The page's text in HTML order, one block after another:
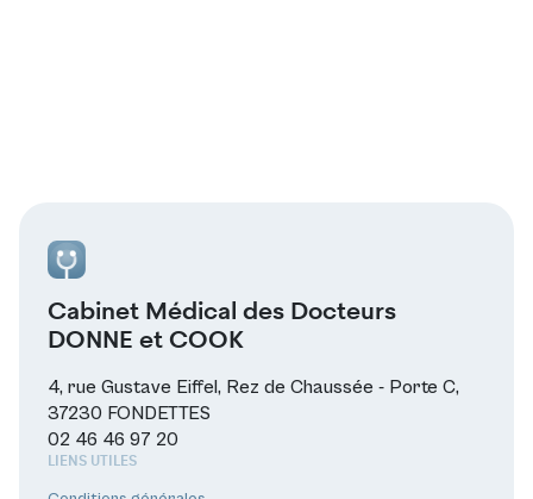
Cabinet Médical des Docteurs
DONNE et COOK
4, rue Gustave Eiffel, Rez de Chaussée - Porte C,
37230 FONDETTES
02 46 46 97 20
LIENS UTILES